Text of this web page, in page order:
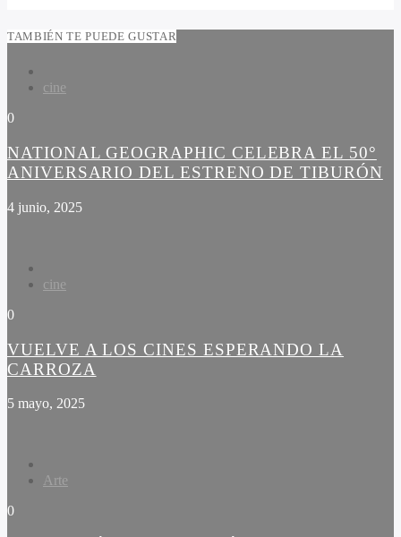
TAMBIÉN TE PUEDE GUSTAR
cine
0
NATIONAL GEOGRAPHIC CELEBRA EL 50°
ANIVERSARIO DEL ESTRENO DE TIBURÓN
4 junio, 2025
cine
0
VUELVE A LOS CINES ESPERANDO LA
CARROZA
5 mayo, 2025
Arte
0